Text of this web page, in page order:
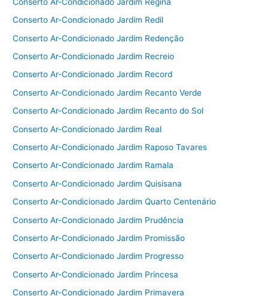
Conserto Ar-Condicionado Jardim Redil
Conserto Ar-Condicionado Jardim Redenção
Conserto Ar-Condicionado Jardim Recreio
Conserto Ar-Condicionado Jardim Record
Conserto Ar-Condicionado Jardim Recanto Verde
Conserto Ar-Condicionado Jardim Recanto do Sol
Conserto Ar-Condicionado Jardim Real
Conserto Ar-Condicionado Jardim Raposo Tavares
Conserto Ar-Condicionado Jardim Ramala
Conserto Ar-Condicionado Jardim Quisisana
Conserto Ar-Condicionado Jardim Quarto Centenário
Conserto Ar-Condicionado Jardim Prudência
Conserto Ar-Condicionado Jardim Promissão
Conserto Ar-Condicionado Jardim Progresso
Conserto Ar-Condicionado Jardim Princesa
Conserto Ar-Condicionado Jardim Primavera